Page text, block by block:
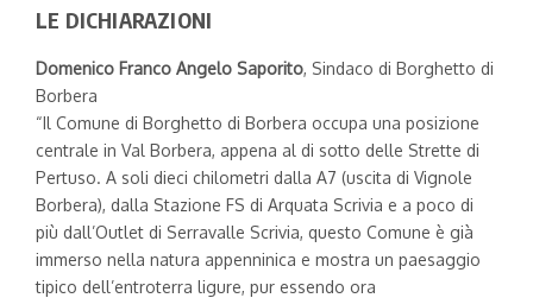
LE DICHIARAZIONI
Domenico Franco Angelo Saporito, Sindaco di Borghetto di
Borbera
“Il Comune di Borghetto di Borbera occupa una posizione
centrale in Val Borbera, appena al di sotto delle Strette di
Pertuso. A soli dieci chilometri dalla A7 (uscita di Vignole
Borbera), dalla Stazione FS di Arquata Scrivia e a poco di
più dall’Outlet di Serravalle Scrivia, questo Comune è già
immerso nella natura appenninica e mostra un paesaggio
tipico dell’entroterra ligure, pur essendo ora